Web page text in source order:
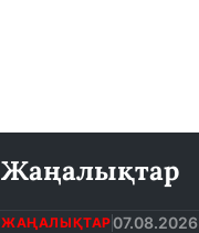
Жаңалықтар
ЖАҢАЛЫҚТАР 07.08.2026